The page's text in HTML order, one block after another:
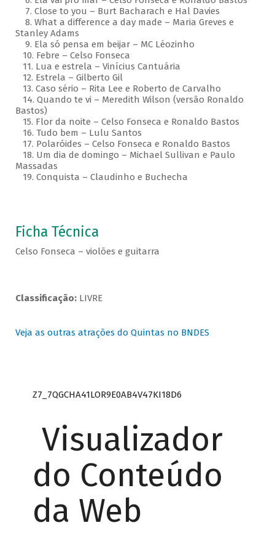
7. Close to you – Burt Bacharach e Hal Davies
8. What a difference a day made – Maria Greves e
Stanley Adams
9. Ela só pensa em beijar – MC Léozinho
10. Febre – Celso Fonseca
11. Lua e estrela – Vinícius Cantuária
12. Estrela – Gilberto Gil
13. Caso sério – Rita Lee e Roberto de Carvalho
14. Quando te vi – Meredith Wilson (versão Ronaldo
Bastos)
15. Flor da noite – Celso Fonseca e Ronaldo Bastos
16. Tudo bem – Lulu Santos
17. Polaróides – Celso Fonseca e Ronaldo Bastos
18. Um dia de domingo – Michael Sullivan e Paulo
Massadas
19. Conquista – Claudinho e Buchecha
Ficha Técnica
Celso Fonseca – violões e guitarra
Classificação: LIVRE
Veja as outras atrações do Quintas no BNDES
Z7_7QGCHA41LOR9E0AB4V47KI18D6
Visualizador
do Conteúdo
da Web